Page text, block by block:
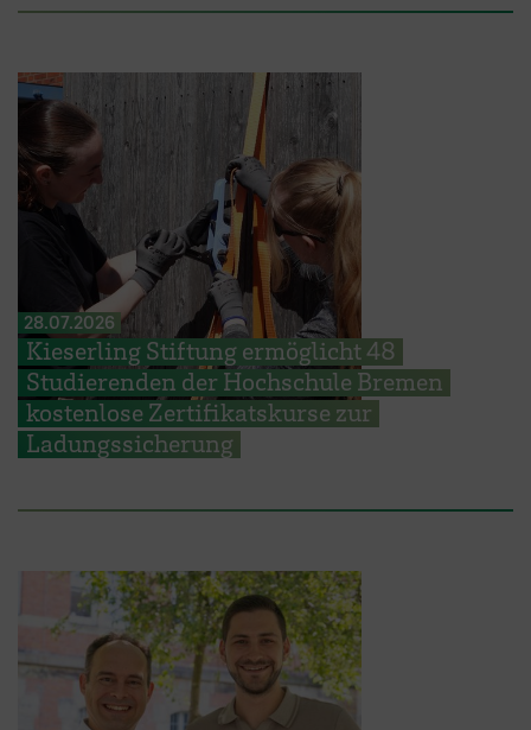
28.07.2026
Kieserling Stiftung ermöglicht 48
Studierenden der Hochschule Bremen
kostenlose Zertifikatskurse zur
Ladungssicherung